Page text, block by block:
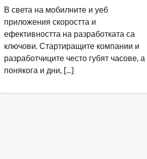
В света на мобилните и уеб
приложения скоростта и
ефективността на разработката са
ключови. Стартиращите компании и
разработчиците често губят часове, а
понякога и дни, […]